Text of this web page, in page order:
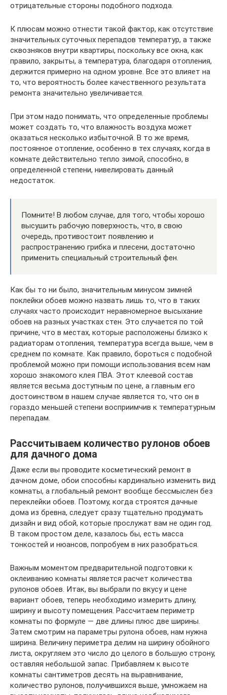
отрицательные стороны подобного подхода.
К плюсам можно отнести такой фактор, как отсутствие
значительных суточных перепадов температур, а также
сквозняков внутри квартиры, поскольку все окна, как
правило, закрыты, а температура, благодаря отопления,
держится примерно на одном уровне. Все это влияет на
то, что вероятность более качественного результата
ремонта значительно увеличивается.
При этом надо понимать, что определенные проблемы
может создать то, что влажность воздуха может
оказаться несколько избыточной. В то же время,
постоянное отопление, особенно в тех случаях, когда в
комнате действительно тепло зимой, способно, в
определенной степени, нивелировать данный
недостаток.
Помните! В любом случае, для того, чтобы хорошо
высушить рабочую поверхность, что, в свою
очередь, противостоит появлению и
распространению грибка и плесени, достаточно
применить специальный строительный фен.
Как бы то ни было, значительным минусом зимней
поклейки обоев можно назвать лишь то, что в таких
случаях часто происходит неравномерное высыхание
обоев на разных участках стен. Это случается по той
причине, что в местах, которые расположены близко к
радиаторам отопления, температура всегда выше, чем в
среднем по комнате. Как правило, бороться с подобной
проблемой можно при помощи использования всем нам
хорошо знакомого клея ПВА. Этот клеевой состав
является весьма доступным по цене, а главным его
достоинством в нашем случае является то, что он в
гораздо меньшей степени восприимчив к температурным
перепадам.
Рассчитываем количество рулонов обоев
для дачного дома
Даже если вы проводите косметический ремонт в
дачном доме, обои способны кардинально изменить вид
комнаты, а глобальный ремонт вообще бессмыслен без
переклейки обоев. Поэтому, когда строятся дачные
дома из бревна, следует сразу тщательно продумать
дизайн и вид обой, которые прослужат вам не один год.
В таком простом деле, казалось бы, есть масса
тонкостей и нюансов, попробуем в них разобраться.
Важным моментом предварительной подготовки к
оклеиванию комнаты является расчет количества
рулонов обоев. Итак, вы выбрали по вкусу и цене
вариант обоев, теперь необходимо измерить длину,
ширину и высоту помещения. Рассчитаем периметр
комнаты по формуле — две длины плюс две ширины.
Затем смотрим на параметры рулона обоев, нам нужна
ширина. Величину периметра делим на ширину обойного
листа, округляем это число до целого в большую строну,
оставляя небольшой запас. Прибавляем к высоте
комнаты сантиметров десять на выравнивание,
количество рулонов, получившихся выше, умножаем на